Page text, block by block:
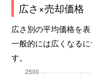
広さ×売却価格
広さ別の平均価格を表
一般的には広くなる
す。